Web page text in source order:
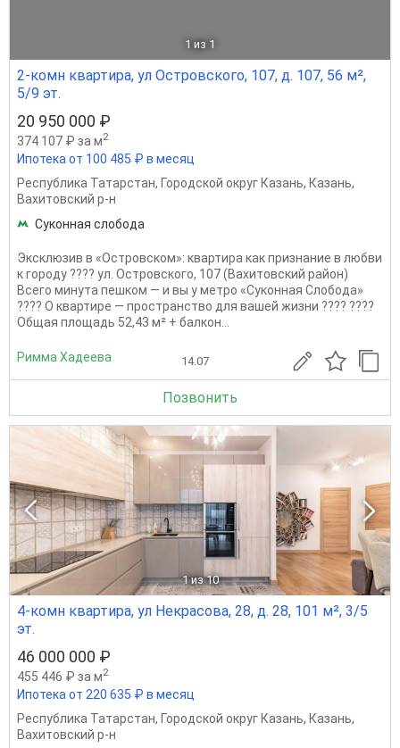
1 из 1
2-комн квартира, ул Островского, 107, д. 107, 56 м²,
5/9 эт.
20 950 000 ₽
374 107 ₽ за м2
Ипотека от 100 485 ₽ в месяц
Республика Татарстан, Городской округ Казань, Казань,
Вахитовский р-н
Суконная слобода
Эксклюзив в «Островском»: квартира как признание в любви
к городу ???? ул. Островского, 107 (Вахитовский район)
Всего минута пешком — и вы у метро «Суконная Слобода»
???? О квартире — пространство для вашей жизни ???? ????
Общая площадь 52,43 м² + балкон...
Римма Хадеева 14.07
Позвонить
1 из 10
4-комн квартира, ул Некрасова, 28, д. 28, 101 м², 3/5
эт.
46 000 000 ₽
455 446 ₽ за м2
Ипотека от 220 635 ₽ в месяц
Республика Татарстан, Городской округ Казань, Казань,
Вахитовский р-н